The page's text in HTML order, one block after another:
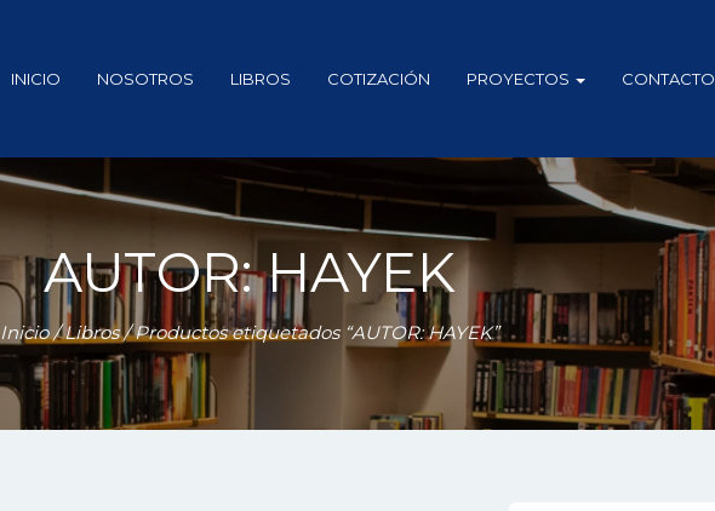
INICIO NOSOTROS LIBROS COTIZACIÓN PROYECTOS CONTACTO
AUTOR: HAYEK
Inicio/Libros/ Productos etiquetados “AUTOR: HAYEK”